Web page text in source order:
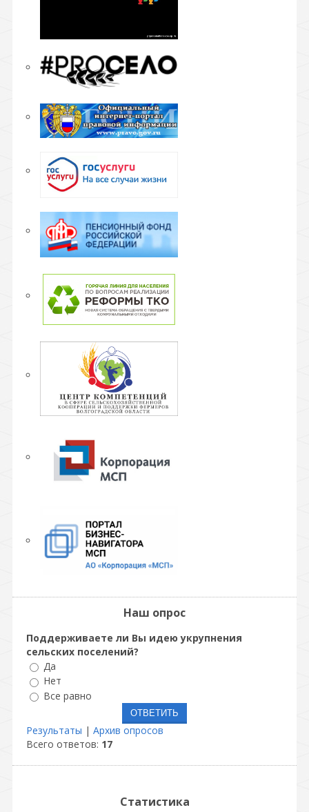
Наш опрос
Поддерживаете ли Вы идею укрупнения
сельских поселений?
Да
Нет
Все равно
Результаты | Архив опросов
Всего ответов: 17
Статистика